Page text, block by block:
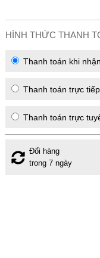
HÌNH THỨC THANH
Thanh toán khi
Thanh toán trực
Thanh toán trực
Đổi hàng
trong 7 ngày